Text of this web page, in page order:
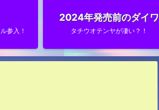
参入！
2024年発売前のダイワ
タチウオテンヤが凄い？！